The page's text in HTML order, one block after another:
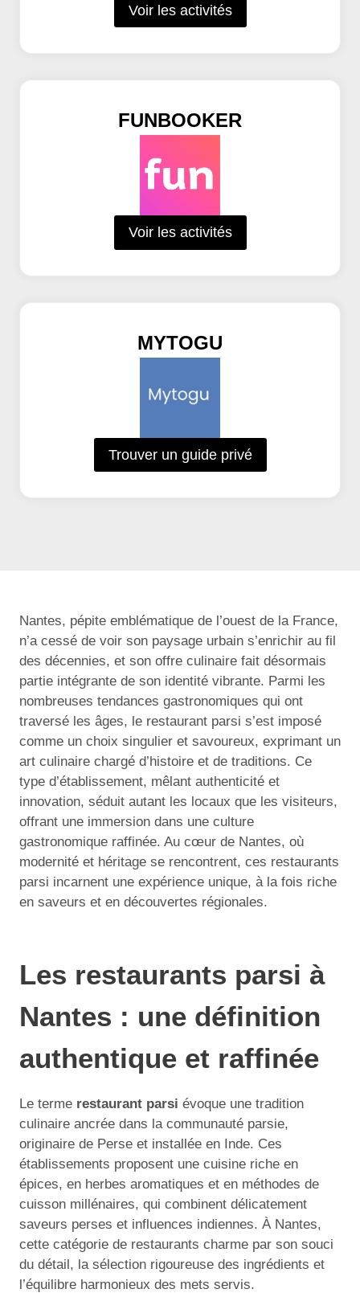
Voir les activités
FUNBOOKER
Voir les activités
MYTOGU
Trouver un guide privé
Nantes, pépite emblématique de l’ouest de la France,
n’a cessé de voir son paysage urbain s’enrichir au fil
des décennies, et son offre culinaire fait désormais
partie intégrante de son identité vibrante. Parmi les
nombreuses tendances gastronomiques qui ont
traversé les âges, le restaurant parsi s’est imposé
comme un choix singulier et savoureux, exprimant un
art culinaire chargé d’histoire et de traditions. Ce
type d’établissement, mêlant authenticité et
innovation, séduit autant les locaux que les visiteurs,
offrant une immersion dans une culture
gastronomique raffinée. Au cœur de Nantes, où
modernité et héritage se rencontrent, ces restaurants
parsi incarnent une expérience unique, à la fois riche
en saveurs et en découvertes régionales.
Les restaurants parsi à
Nantes : une définition
authentique et raffinée
Le terme restaurant parsi évoque une tradition
culinaire ancrée dans la communauté parsie,
originaire de Perse et installée en Inde. Ces
établissements proposent une cuisine riche en
épices, en herbes aromatiques et en méthodes de
cuisson millénaires, qui combinent délicatement
saveurs perses et influences indiennes. À Nantes,
cette catégorie de restaurants charme par son souci
du détail, la sélection rigoureuse des ingrédients et
l’équilibre harmonieux des mets servis.